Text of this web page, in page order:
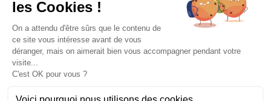
Mentions légales